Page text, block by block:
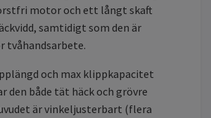
motor och ett långt skaft
samtidigt som den är
tvåhandsarbete.
och max klippkapacitet
den både tät häck och grövre
är vinkeljusterbart (flera